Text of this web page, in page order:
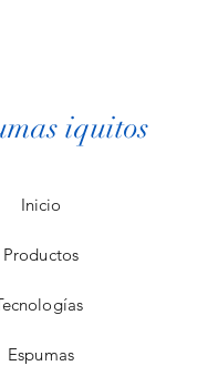
iquitos
Inicio
Productos
Espumas